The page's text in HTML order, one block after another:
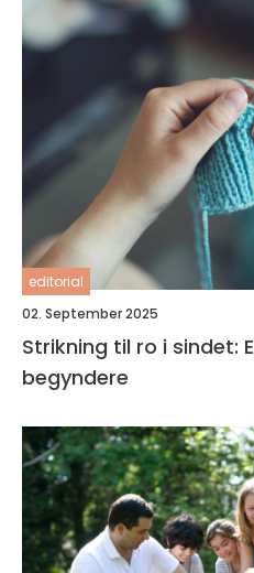
editorial
02. September 2025
Strikning til ro i sindet:
begyndere